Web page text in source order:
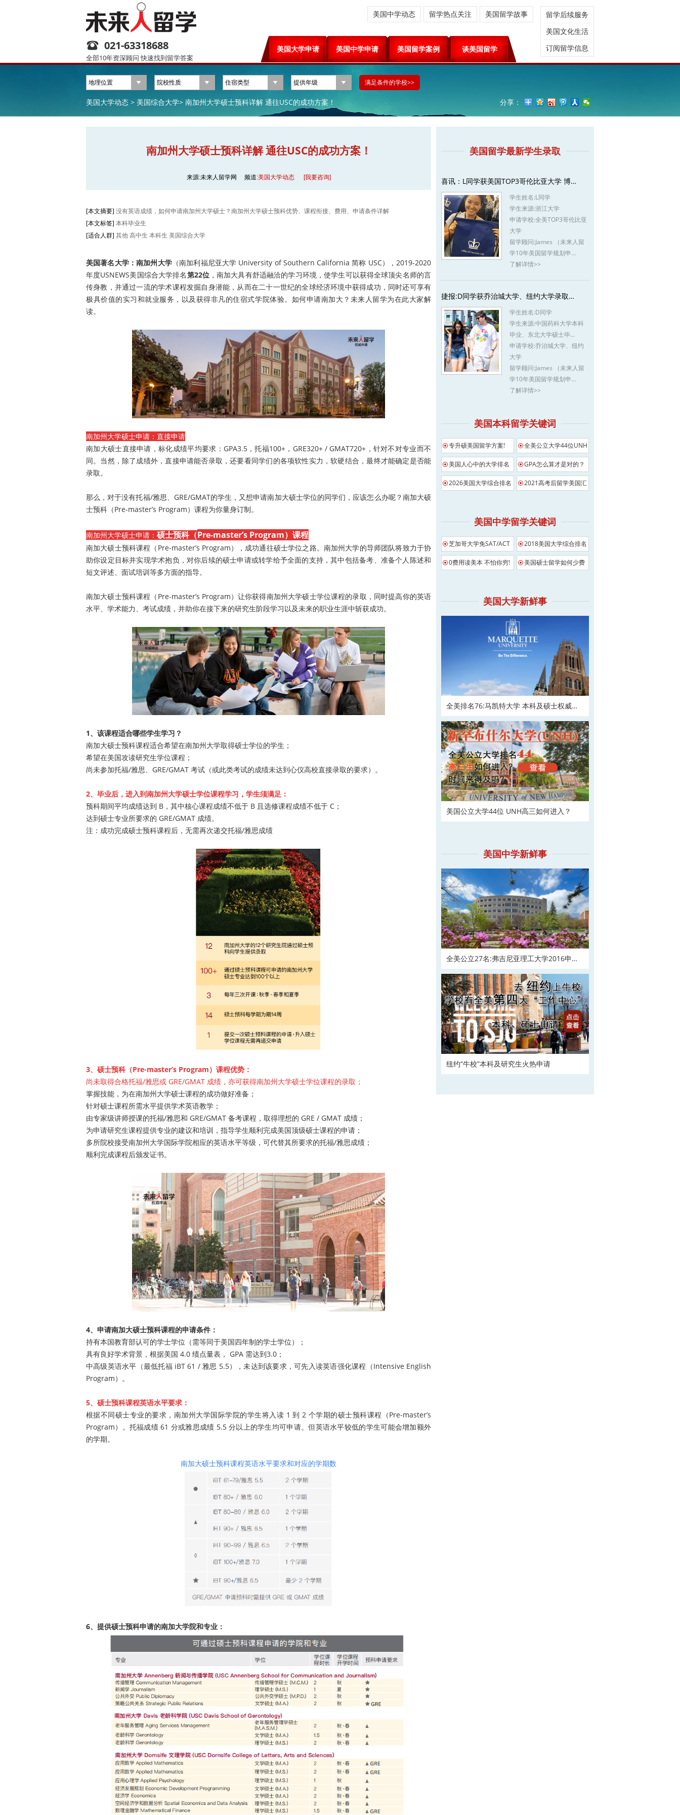
021-63318688
全部10年资深顾问 快速找到留学答案
美国大学申请 美国中学申请 美国留学案例 谈美国留学
美国中学动态 留学热点关注 美国留学故事
留学后续服务
美国文化生活
订阅留学信息
美国大学动态 > 美国综合大学> 南加州大学硕士预科详解 通往USC的成功方案！ 分享：
南加州大学硕士预科详解 通往USC的成功方案！
来源:未来人留学网 频道:美国大学动态 [我要咨询]
[本文摘要] 没有英语成绩，如何申请南加州大学硕士？南加州大学硕士预科优势、课程衔接、费用、申请条件详解
[本文标签] 本科毕业生
[适合人群] 其他高中生 本科生 美国综合大学
美国著名大学：南加州大学（南加利福尼亚大学 University of Southern California 简称 USC），2019-2020
年度USNEWS美国综合大学排名第22位，南加大具有舒适融洽的学习环境，使学生可以获得全球顶尖名师的言
传身教，并通过一流的学术课程发掘自身潜能，从而在二十一世纪的全球经济环境中获得成功，同时还可享有
极具价值的实习和就业服务，以及获得非凡的住宿式学院体验。如何申请南加大？未来人留学为在此大家解
读。
南加州大学硕士申请：直接申请
南加大硕士直接申请，标化成绩平均要求：GPA3.5，托福100+，GRE320+ / GMAT720+，针对不对专业而不
同。当然，除了成绩外，直接申请能否录取，还要看同学们的各项软性实力，软硬结合，最终才能确定是否能
录取。
那么，对于没有托福/雅思、GRE/GMAT的学生，又想申请南加大硕士学位的同学们，应该怎么办呢？南加大硕
士预科（Pre-master’s Program）课程为你量身订制。
南加州大学硕士申请： 硕士预科（Pre-master’s Program）课程
南加大硕士预科课程（Pre-master’s Program），成功通往硕士学位之路。南加州大学的导师团队将致力于协
助你设定目标并实现学术抱负，对你后续的硕士申请或转学给予全面的支持，其中包括备考、准备个人陈述和
短文评述、面试培训等多方面的指导。
南加大硕士预科课程（Pre-master’s Program）让你获得南加州大学硕士学位课程的录取，同时提高你的英语
水平、学术能力、考试成绩，并助你在接下来的研究生阶段学习以及未来的职业生涯中斩获成功。
1、该课程适合哪些学生学习？
南加大硕士预科课程适合希望在南加州大学取得硕士学位的学生；
希望在美国攻读研究生学位课程；
尚未参加托福/雅思、GRE/GMAT 考试（或此类考试的成绩未达到心仪高校直接录取的要求）。
2、毕业后，进入到南加州大学硕士学位课程学习，学生须满足：
预科期间平均成绩达到 B，其中核心课程成绩不低于 B 且选修课程成绩不低于 C；
达到硕士专业所要求的 GRE/GMAT 成绩。
注：成功完成硕士预科课程后，无需再次递交托福/雅思成绩
3、硕士预科（Pre-master’s Program）课程优势：
尚未取得合格托福/雅思或 GRE/GMAT 成绩，亦可获得南加州大学硕士学位课程的录取；
掌握技能，为在南加州大学硕士课程的成功做好准备；
针对硕士课程所需水平提供学术英语教学；
由专家级讲师授课的托福/雅思和 GRE/GMAT 备考课程，取得理想的 GRE / GMAT 成绩；
为申请研究生课程提供专业的建议和培训，指导学生顺利完成美国顶级硕士课程的申请；
多所院校接受南加州大学国际学院相应的英语水平等级，可代替其所要求的托福/雅思成绩；
顺利完成课程后颁发证书。
4、申请南加大硕士预科课程的申请条件：
持有本国教育部认可的学士学位（需等同于美国四年制的学士学位）；
具有良好学术背景，根据美国 4.0 绩点量表， GPA 需达到3.0；
中高级英语水平（最低托福 iBT 61 / 雅思 5.5），未达到该要求，可先入读英语强化课程（Intensive English
Program）。
5、硕士预科课程英语水平要求：
根据不同硕士专业的要求，南加州大学国际学院的学生将入读 1 到 2 个学期的硕士预科课程（Pre-master’s
Program）。托福成绩 61 分或雅思成绩 5.5 分以上的学生均可申请。但英语水平较低的学生可能会增加额外
的学期。
南加大硕士预科课程英语水平要求和对应的学期数
6、提供硕士预科申请的南加大学院和专业：
美国留学最新学生录取
喜讯：L同学获美国TOP3哥伦比亚大学 博…
学生姓名:L同学
学生来源:浙江大学
申请学校:全美TOP3哥伦比亚
大学
留学顾问:James （未来人留
学10年美国留学规划申…
了解详情>>
捷报:D同学获乔治城大学、纽约大学录取…
学生姓名:D同学
学生来源:中国药科大学本科
毕业、东北大学硕士毕…
申请学校:乔治城大学、纽约
大学
留学顾问:James （未来人留
学10年美国留学规划申…
了解详情>>
美国本科留学关键词
专升硕美国留学方案! 全美公立大学44位UNH
美国人心中的大学排名 GPA怎么算才是对的？
2026美国大学综合排名
2021高考后留学美国汇
美国中学留学关键词
芝加哥大学免SAT/ACT
影响
2018美国大学综合排名
0费用读美本 不怕你穷!
美国硕士留学如何少费
美国大学新鲜事
全美排名76:马凯特大学 本科及硕士权威申
请！
美国公立大学44位 UNH高三如何进入？
美国中学新鲜事
全美公立27名:弗吉尼亚理工大学2016申请
正在
纽约“牛校”本科及研究生火热申请